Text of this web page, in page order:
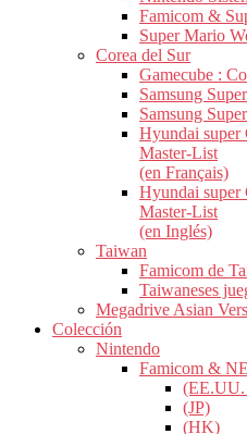
Famicom &
Super Mario
Corea del Sur
Gamecube :
Samsung
Samsung
Hyundai super
Master-List
(en Français)
Hyundai super
Master-List
(en Inglés)
Taiwan
Famicom de
Taiwaneses
Megadrive Asian
Colección
Nintendo
Famicom &
(JP)
(HK)